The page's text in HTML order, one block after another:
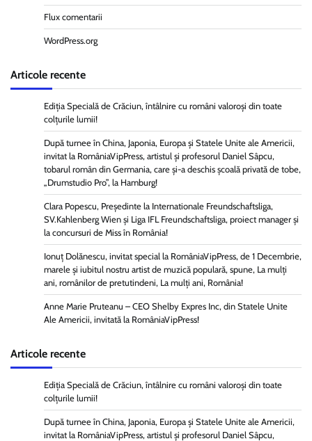
Flux comentarii
WordPress.org
Articole recente
Ediția Specială de Crăciun, întâlnire cu români valoroși din toate
colțurile lumii!
După turnee în China, Japonia, Europa și Statele Unite ale Americii,
invitat la RomâniaVipPress, artistul și profesorul Daniel Sâpcu,
tobarul român din Germania, care și-a deschis școală privată de tobe,
„Drumstudio Pro”, la Hamburg!
Clara Popescu, Președinte la Internationale Freundschaftsliga,
SV.Kahlenberg Wien şi Liga IFL Freundschaftsliga, proiect manager și
la concursuri de Miss în România!
Ionuț Dolănescu, invitat special la RomâniaVipPress, de 1 Decembrie,
marele și iubitul nostru artist de muzică populară, spune, La mulți
ani, românilor de pretutindeni, La mulți ani, România!
Anne Marie Pruteanu – CEO Shelby Expres Inc, din Statele Unite
Ale Americii, invitată la RomâniaVipPress!
Articole recente
Ediția Specială de Crăciun, întâlnire cu români valoroși din toate
colțurile lumii!
După turnee în China, Japonia, Europa și Statele Unite ale Americii,
invitat la RomâniaVipPress, artistul și profesorul Daniel Sâpcu,